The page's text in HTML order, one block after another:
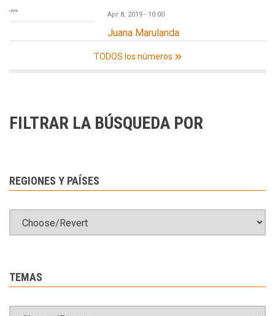
Apr 8, 2019 - 10:00
Juana Marulanda
TODOS los números
FILTRAR LA BÚSQUEDA POR
REGIONES Y PAÍSES
TEMAS